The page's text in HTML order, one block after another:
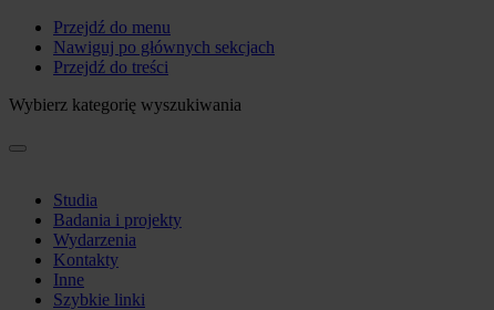
Przejdź do menu
Nawiguj po głównych sekcjach
Przejdź do treści
Wybierz kategorię wyszukiwania
Studia
Badania i projekty
Wydarzenia
Kontakty
Inne
Szybkie linki